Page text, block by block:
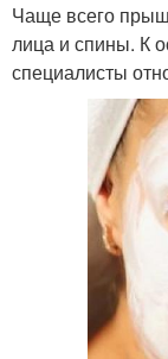
Чаще всего
лица и спины. К
специалисты